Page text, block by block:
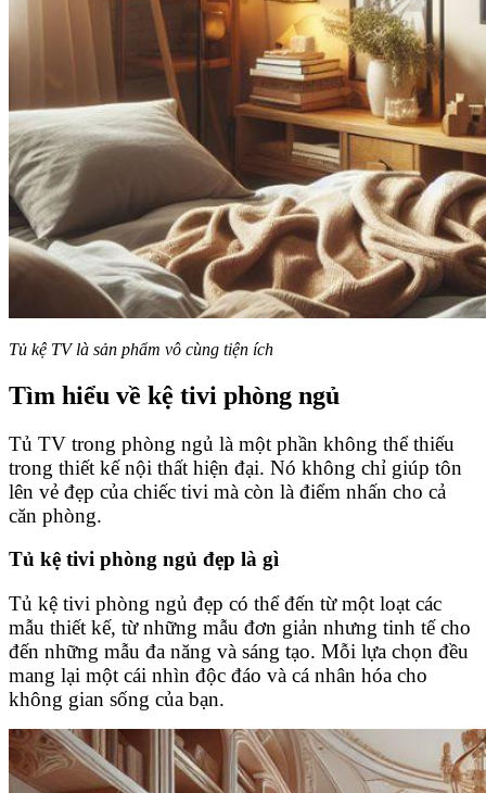
Tủ kệ TV là sản phẩm vô cùng tiện ích
Tìm hiểu về kệ tivi phòng ngủ
Tủ TV trong phòng ngủ là một phần không thể thiếu
trong thiết kế nội thất hiện đại. Nó không chỉ giúp tôn
lên vẻ đẹp của chiếc tivi mà còn là điểm nhấn cho cả
căn phòng.
Tủ kệ tivi phòng ngủ đẹp là gì
Tủ kệ tivi phòng ngủ đẹp có thể đến từ một loạt các
mẫu thiết kế, từ những mẫu đơn giản nhưng tinh tế cho
đến những mẫu đa năng và sáng tạo. Mỗi lựa chọn đều
mang lại một cái nhìn độc đáo và cá nhân hóa cho
không gian sống của bạn.